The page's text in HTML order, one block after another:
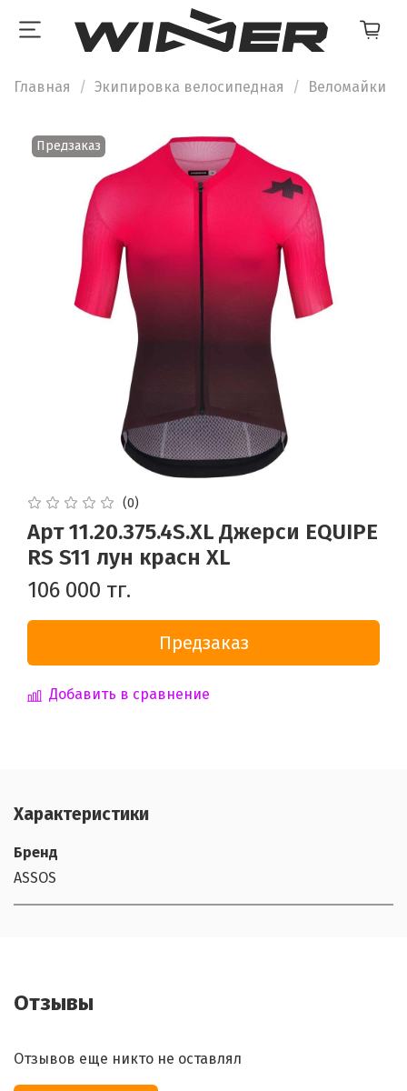
Главная Экипировка велосипедная Веломайки
Предзаказ
(0)
Арт 11.20.375.4S.XL Джерси EQUIPE
RS S11 лун красн XL
106 000 тг.
Предзаказ
Добавить в сравнение
Характеристики
Бренд
ASSOS
Отзывы
Отзывов еще никто не оставлял